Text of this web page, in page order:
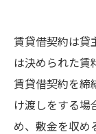
賃貸借契約は貸
は決められた賃
賃貸借契約を締
け渡しをする場
め、敷金を収め